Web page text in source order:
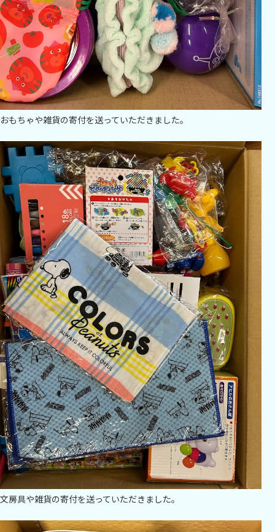
おもちゃや雑貨の寄付を送っていただきました。
文房具や雑貨の寄付を送っていただきました。